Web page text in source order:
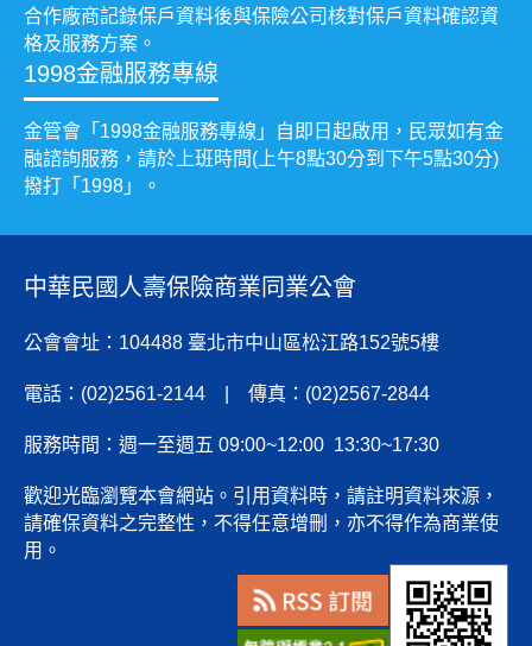
合作廠商記錄保戶資料後與保險公司核對保戶資料確認資
格及服務方案。
1998金融服務專線
金管會「1998金融服務專線」自即日起啟用，民眾如有金
融諮詢服務，請於上班時間(上午8點30分到下午5點30分)
撥打「1998」。
中華民國人壽保險商業同業公會
公會會址：104488 臺北市中山區松江路152號5樓
電話：(02)2561-2144 | 傳真：(02)2567-2844
服務時間：週一至週五 09:00~12:00 13:30~17:30
歡迎光臨瀏覽本會網站。引用資料時，請註明資料來源，
請確保資料之完整性，不得任意增刪，亦不得作為商業使
用。